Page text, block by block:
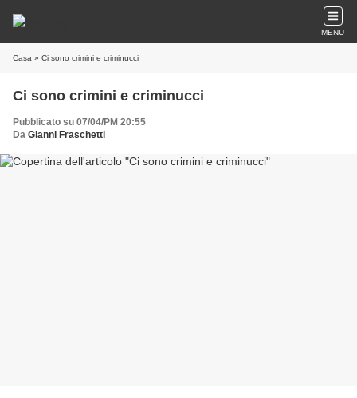
MENU
Casa » Ci sono crimini e criminucci
Ci sono crimini e criminucci
Pubblicato su 07/04/PM 20:55
Da Gianni Fraschetti